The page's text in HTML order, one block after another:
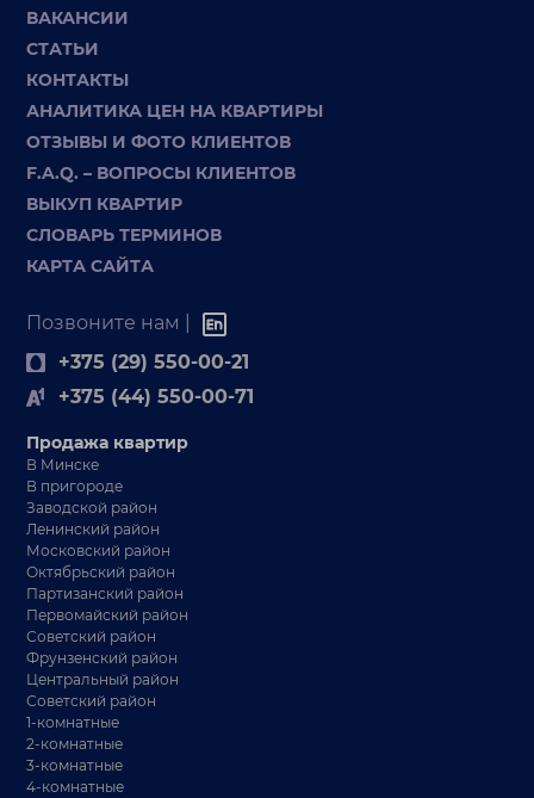
ВАКАНСИИ
СТАТЬИ
КОНТАКТЫ
АНАЛИТИКА ЦЕН НА КВАРТИРЫ
ОТЗЫВЫ И ФОТО КЛИЕНТОВ
F.A.Q. – ВОПРОСЫ КЛИЕНТОВ
ВЫКУП КВАРТИР
СЛОВАРЬ ТЕРМИНОВ
КАРТА САЙТА
Позвоните нам |
+375 (29) 550-00-21
+375 (44) 550-00-71
Продажа квартир
В Минске
В пригороде
Заводской район
Ленинский район
Московский район
Октябрьский район
Партизанский район
Первомайский район
Советский район
Фрунзенский район
Центральный район
Советский район
1-комнатные
2-комнатные
3-комнатные
4-комнатные